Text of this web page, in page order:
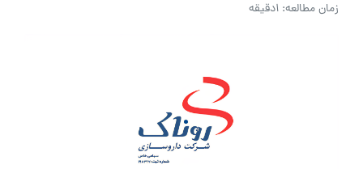
زمان مطالعه: 1دقیقه